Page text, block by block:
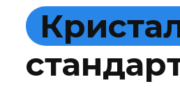
Криста
стандар